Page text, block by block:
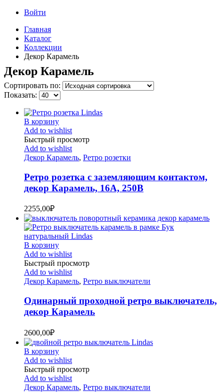
Войти
Главная
Каталог
Коллекции
Декор Карамель
Декор Карамель
Сортировать по:
Показать:
В корзину
Add to wishlist
Быстрый просмотр
Add to wishlist
Декор Карамель, Ретро розетки
Ретро розетка с заземляющим контактом,
декор Карамель, 16А, 250В
2255,00₽
В корзину
Add to wishlist
Быстрый просмотр
Add to wishlist
Декор Карамель, Ретро выключатели
Одинарный проходной ретро выключатель,
декор Карамель
2600,00₽
В корзину
Add to wishlist
Быстрый просмотр
Add to wishlist
Декор Карамель, Ретро выключатели